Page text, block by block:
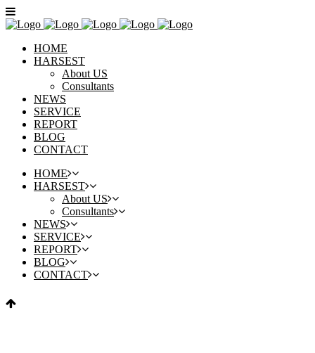
HOME
HARSEST
About US
Consultants
NEWS
SERVICE
REPORT
BLOG
CONTACT
HOME
HARSEST
About US
Consultants
NEWS
SERVICE
REPORT
BLOG
CONTACT